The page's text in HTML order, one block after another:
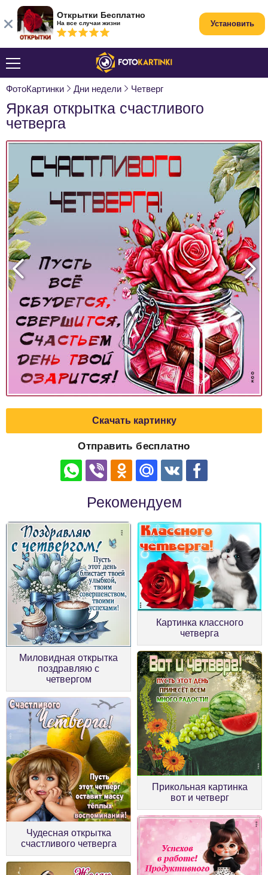
ФотоКартинки Дни недели Четверг
Яркая открытка счастливого
четверга
Скачать картинку
Отправить бесплатно
Рекомендуем
Миловидная открытка
поздравляю с
четвергом
Картинка классного
четверга
Чудесная открытка
счастливого четверга
Прикольная картинка
вот и четверг
Открытки Бесплатно
На все случаи жизни Установить